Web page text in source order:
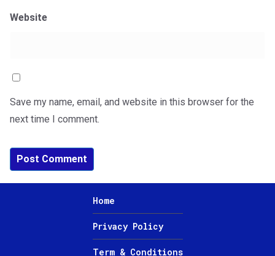
Website
Save my name, email, and website in this browser for the
next time I comment.
Home
Privacy Policy
Term & Conditions